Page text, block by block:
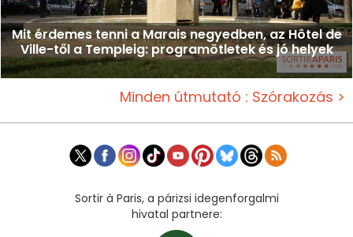
Mit érdemes tenni a Marais negyedben, az Hôtel de
Ville-től a Templeig: programötletek és jó helyek
Minden útmutató : Szórakozás >
Sortir à Paris, a párizsi idegenforgalmi
hivatal partnere: